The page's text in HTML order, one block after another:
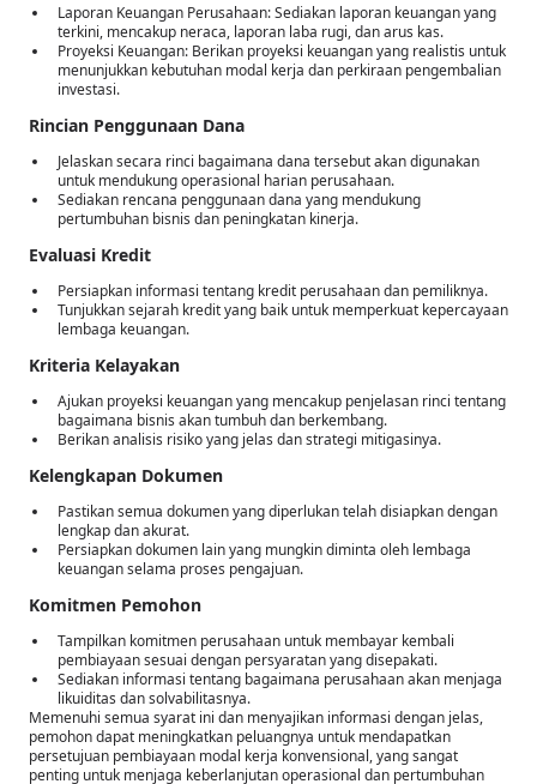
Laporan Keuangan Perusahaan: Sediakan laporan keuangan yang
terkini, mencakup neraca, laporan laba rugi, dan arus kas.
Proyeksi Keuangan: Berikan proyeksi keuangan yang realistis untuk
menunjukkan kebutuhan modal kerja dan perkiraan pengembalian
investasi.
Rincian Penggunaan Dana
Jelaskan secara rinci bagaimana dana tersebut akan digunakan
untuk mendukung operasional harian perusahaan.
Sediakan rencana penggunaan dana yang mendukung
pertumbuhan bisnis dan peningkatan kinerja.
Evaluasi Kredit
Persiapkan informasi tentang kredit perusahaan dan pemiliknya.
Tunjukkan sejarah kredit yang baik untuk memperkuat kepercayaan
lembaga keuangan.
Kriteria Kelayakan
Ajukan proyeksi keuangan yang mencakup penjelasan rinci tentang
bagaimana bisnis akan tumbuh dan berkembang.
Berikan analisis risiko yang jelas dan strategi mitigasinya.
Kelengkapan Dokumen
Pastikan semua dokumen yang diperlukan telah disiapkan dengan
lengkap dan akurat.
Persiapkan dokumen lain yang mungkin diminta oleh lembaga
keuangan selama proses pengajuan.
Komitmen Pemohon
Tampilkan komitmen perusahaan untuk membayar kembali
pembiayaan sesuai dengan persyaratan yang disepakati.
Sediakan informasi tentang bagaimana perusahaan akan menjaga
likuiditas dan solvabilitasnya.
Memenuhi semua syarat ini dan menyajikan informasi dengan jelas,
pemohon dapat meningkatkan peluangnya untuk mendapatkan
persetujuan pembiayaan modal kerja konvensional, yang sangat
penting untuk menjaga keberlanjutan operasional dan pertumbuhan